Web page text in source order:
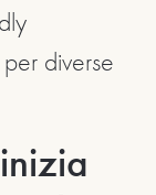
diverse